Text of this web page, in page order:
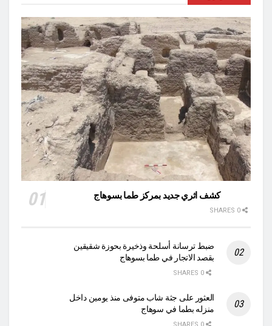
كشف اثري جديد بمركز طما بسوهاج
ضبط ترسانة أسلحة وذخيرة بحوزة شقيقين
بقصد الاتجار في طما بسوهاج
العثور على جثة شاب متوفى منذ يومين داخل
منزله بطما في سوهاج